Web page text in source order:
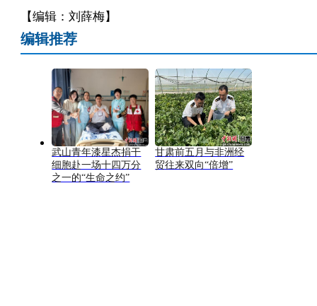
【编辑：刘薛梅】
编辑推荐
武山青年漆星杰捐干
细胞赴一场十四万分
之一的“生命之约”
甘肃前五月与非洲经
贸往来双向“倍增”